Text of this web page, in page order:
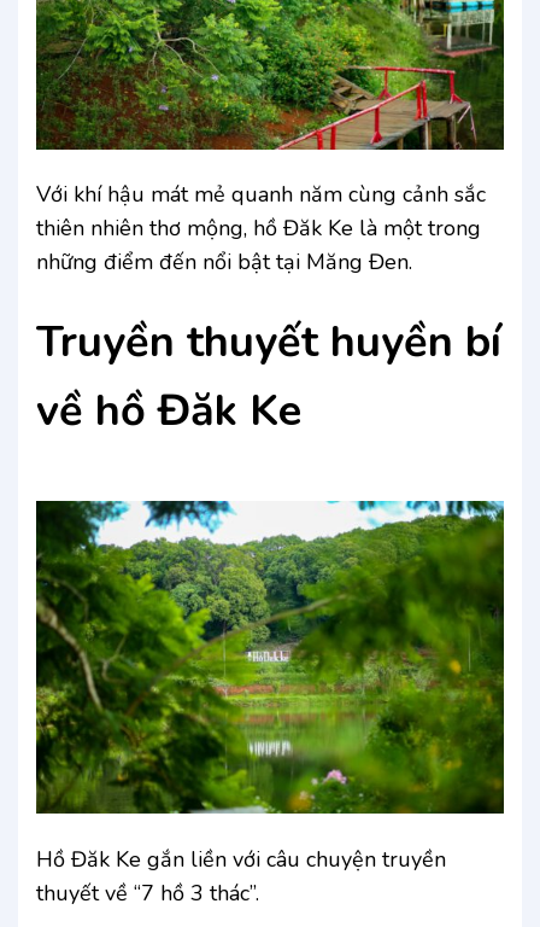
Với khí hậu mát mẻ quanh năm cùng cảnh sắc
thiên nhiên thơ mộng, hồ Đăk Ke là một trong
những điểm đến nổi bật tại Măng Đen.
Truyền thuyết huyền bí
về hồ Đăk Ke
Hồ Đăk Ke gắn liền với câu chuyện truyền
thuyết về “7 hồ 3 thác”.